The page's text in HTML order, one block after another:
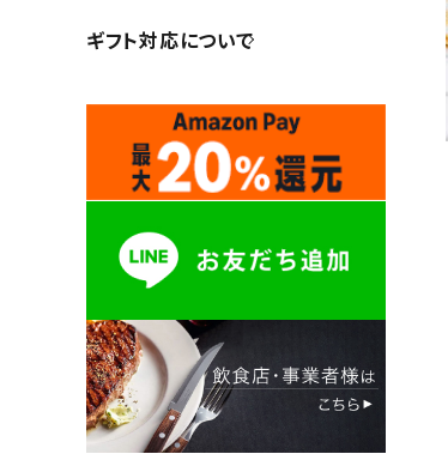
ギフト対応について